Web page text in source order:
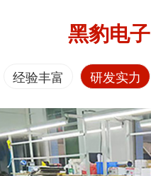
黑豹电子
经验丰富 研发实力